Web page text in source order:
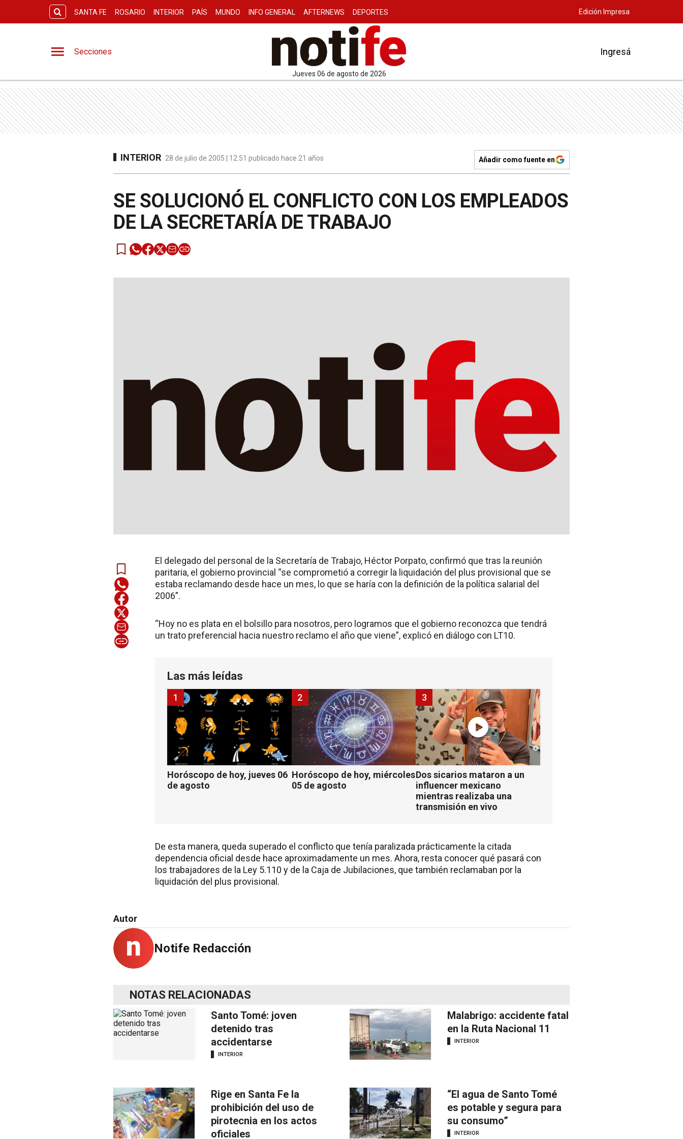
SANTA FE ROSARIO INTERIOR PAÍS MUNDO INFO GENERAL AFTERNEWS DEPORTES Edición Impresa
Secciones
jueves 06 de agosto de 2026
Ingresá
INTERIOR 28 de julio de 2005 | 12:51 publicado hace 21 años Añadir como fuente en
SE SOLUCIONÓ EL CONFLICTO CON LOS EMPLEADOS
DE LA SECRETARÍA DE TRABAJO
El delegado del personal de la Secretaría de Trabajo, Héctor Porpato, confirmó que tras la reunión
paritaria, el gobierno provincial “se comprometió a corregir la liquidación del plus provisional que se
estaba reclamando desde hace un mes, lo que se haría con la definición de la política salarial del
2006”.
“Hoy no es plata en el bolsillo para nosotros, pero logramos que el gobierno reconozca que tendrá
un trato preferencial hacia nuestro reclamo el año que viene”, explicó en diálogo con LT10.
Las más leídas
Horóscopo de hoy, jueves 06
de agosto
1
Horóscopo de hoy, miércoles
05 de agosto
2
Dos sicarios mataron a un
influencer mexicano
mientras realizaba una
transmisión en vivo
3
De esta manera, queda superado el conflicto que tenía paralizada prácticamente la citada
dependencia oficial desde hace aproximadamente un mes. Ahora, resta conocer qué pasará con
los trabajadores de la Ley 5.110 y de la Caja de Jubilaciones, que también reclamaban por la
liquidación del plus provisional.
Autor
Notife Redacción
NOTAS RELACIONADAS
Santo Tomé: joven
detenido tras
accidentarse
INTERIOR
Malabrigo: accidente fatal
en la Ruta Nacional 11
INTERIOR
Rige en Santa Fe la
prohibición del uso de
pirotecnia en los actos
oficiales
“El agua de Santo Tomé
es potable y segura para
su consumo”
INTERIOR